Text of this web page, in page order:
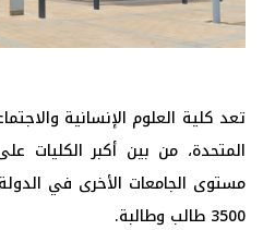
تعد كلية العلوم الإنسانية
المتحدة، من بين أكبر الكليات
مستوى الجامعات ‏الأخرى في
3500 طالب وطالبة.